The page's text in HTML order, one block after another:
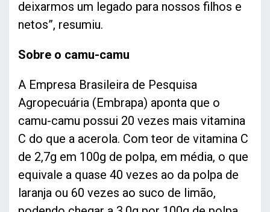
deixarmos um legado para nossos filhos e
netos”, resumiu.
Sobre o camu-camu
A Empresa Brasileira de Pesquisa
Agropecuária (Embrapa) aponta que o
camu-camu possui 20 vezes mais vitamina
C do que a acerola. Com teor de vitamina C
de 2,7g em 100g de polpa, em média, o que
equivale a quase 40 vezes ao da polpa de
laranja ou 60 vezes ao suco de limão,